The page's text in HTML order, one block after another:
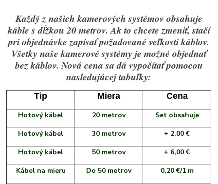
Každý z našich kamerových systémov obsahuje
káble s dĺžkou 20 metrov. Ak to chcete zmeniť, stačí
pri objednávke zapísať požadované veľkosti káblov.
Všetky naše kamerové systémy je možné objednať
bez káblov. Nová cena sa dá vypočítať pomocou
nasledujúcej tabuľky:
Tip Miera Cena
Hotový kábel 20 metrov
Set obsahuje
Hotový kábel
30 metrov
+ 2,00 €
Hotový kábel
50 metrov
+ 6,00 €
Kábel na mieru
Do 50 metrov
0,20 €/1 m